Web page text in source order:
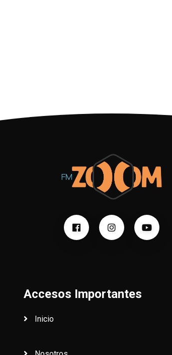
Accesos Importantes
Inicio